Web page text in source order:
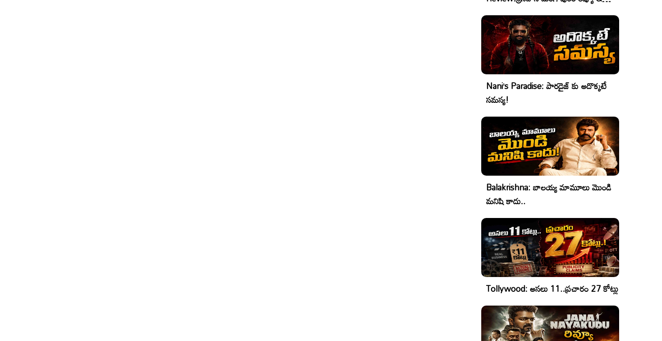
రేటింగ్
Nani’s Paradise: పారడైజ్ కు అదొక్కటే
సమస్య!
Balakrishna: బాలయ్య మామూలు మొండి
మనిషి కాదు..
Tollywood: అసలు 11..ప్రచారం 27 కోట్లు